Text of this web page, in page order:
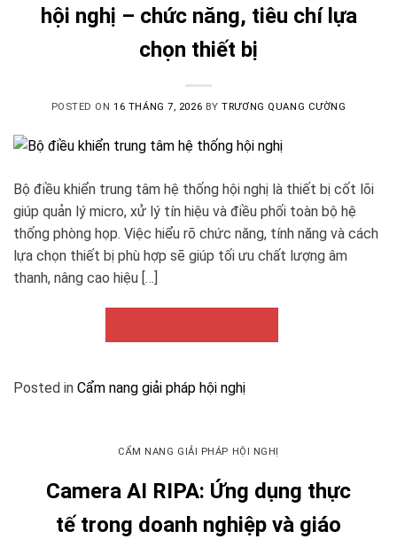
hội nghị – chức năng, tiêu chí lựa
chọn thiết bị
POSTED ON16 THÁNG 7, 2026 BYTRƯƠNG QUANG CƯỜNG
Bộ điều khiển trung tâm hệ thống hội nghị là thiết bị cốt lõi
giúp quản lý micro, xử lý tín hiệu và điều phối toàn bộ hệ
thống phòng họp. Việc hiểu rõ chức năng, tính năng và cách
lựa chọn thiết bị phù hợp sẽ giúp tối ưu chất lượng âm
thanh, nâng cao hiệu […]
Posted in Cẩm nang giải pháp hội nghị
CẨM NANG GIẢI PHÁP HỘI NGHỊ
Camera AI RIPA: Ứng dụng thực
tế trong doanh nghiệp và giáo